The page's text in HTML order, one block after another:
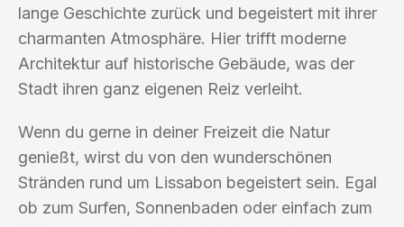
lange Geschichte zurück und begeistert mit ihrer
charmanten Atmosphäre. Hier trifft moderne
Architektur auf historische Gebäude, was der
Stadt ihren ganz eigenen Reiz verleiht.
Wenn du gerne in deiner Freizeit die Natur
genießt, wirst du von den wunderschönen
Stränden rund um Lissabon begeistert sein. Egal
ob zum Surfen, Sonnenbaden oder einfach zum